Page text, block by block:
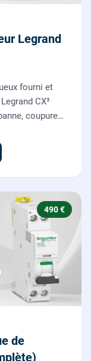
Legrand
fourni et
CX³
coupure
490 €
de